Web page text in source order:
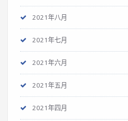
2021年八月
2021年七月
2021年六月
2021年五月
2021年四月